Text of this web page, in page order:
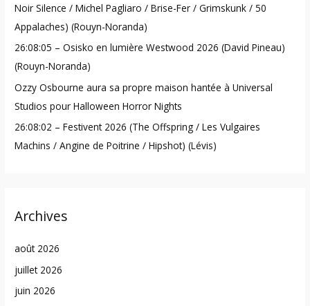
:Noir Silence / Michel Pagliaro / Brise-Fer / Grimskunk / 50
Appalaches) (Rouyn-Noranda)
26:08:05 – Osisko en lumière Westwood 2026 (David Pineau)
(Rouyn-Noranda)
Ozzy Osbourne aura sa propre maison hantée à Universal
Studios pour Halloween Horror Nights
26:08:02 – Festivent 2026 (The Offspring / Les Vulgaires
Machins / Angine de Poitrine / Hipshot) (Lévis)
Archives
août 2026
juillet 2026
juin 2026